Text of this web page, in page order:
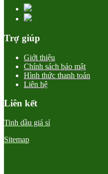
Trợ giúp
Giới thiệu
Chính sách bảo mật
Hình thức thanh toán
Liên hệ
Liên kết
Tinh dầu giá sỉ
Sitemap